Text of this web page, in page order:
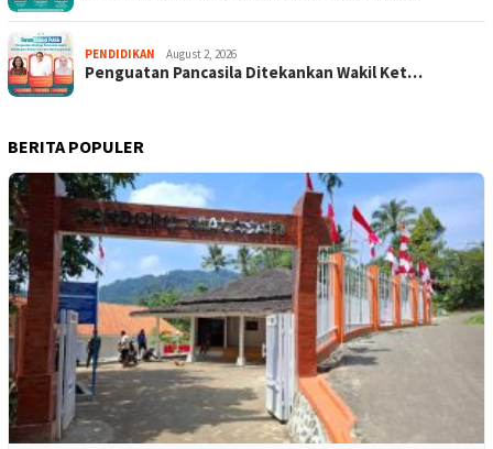
PENDIDIKAN August 2, 2026
Penguatan Pancasila Ditekankan Wakil Ket…
BERITA POPULER